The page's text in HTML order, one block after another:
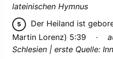
lateinischen Hymnus
Der Heiland ist
Martin Lorenz) 5:39 ·
Schlesien | erste Quelle: